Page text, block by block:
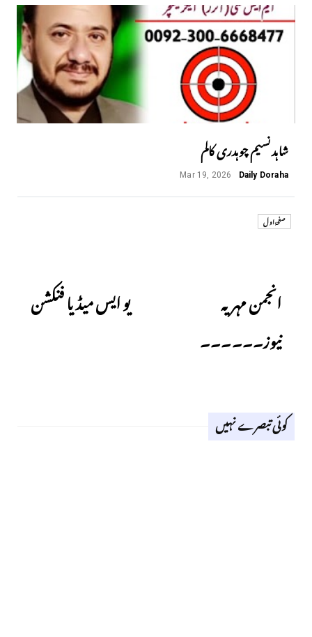
شاہد نسیم چوہدری کالم
Daily Doraha
Mar 19, 2026
صفحۂ اول
انجمن مہریہ
نیوز۔۔۔۔۔۔
یو ایس میڈیا فنکشن
کوئی تبصرے نہیں